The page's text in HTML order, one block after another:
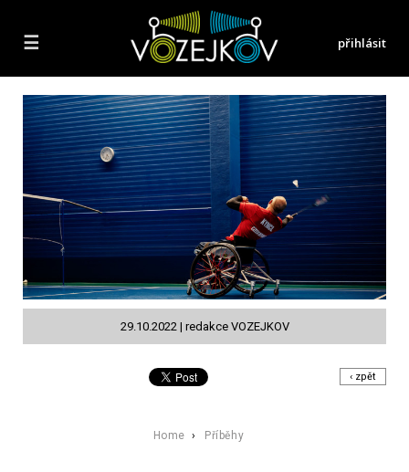
☰ přihlásit
29.10.2022 | redakce VOZEJKOV
‹ zpět
Home › Příběhy